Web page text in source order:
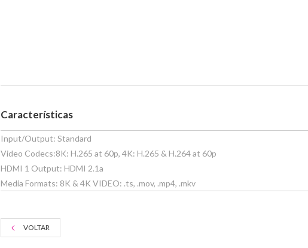
Características
Input/Output: Standard
Video Codecs:8K: H.265 at 60p, 4K: H.265 & H.264 at 60p
HDMI 1 Output: HDMI 2.1a
Media Formats: 8K & 4K VIDEO: .ts, .mov, .mp4, .mkv
VOLTAR